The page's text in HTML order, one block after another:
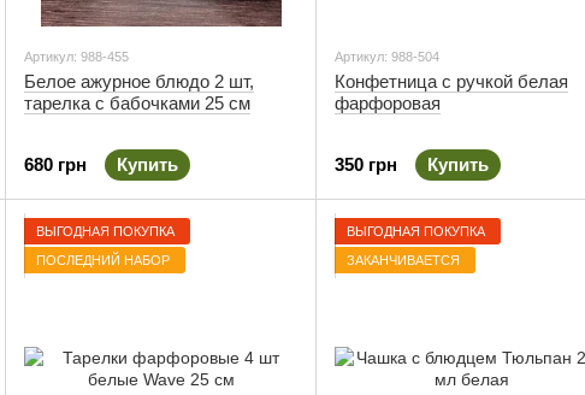
Артикул: 988-455
Белое ажурное блюдо 2 шт,
тарелка с бабочками 25 см
680 грн Купить
Артикул: 988-504
Конфетница с ручкой белая
фарфоровая
350 грн Купить
ВЫГОДНАЯ ПОКУПКА
ПОСЛЕДНИЙ НАБОР
ВЫГОДНАЯ ПОКУПКА
ЗАКАНЧИВАЕТСЯ